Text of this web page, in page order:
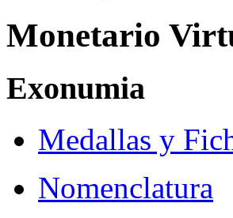
Monetario
Exonumia
Medallas y
Nomenclatura